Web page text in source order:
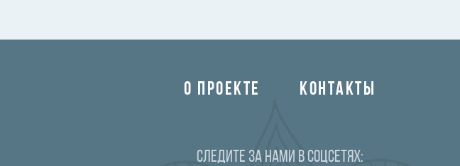
О ПРОЕКТЕ КОНТАКТЫ
Следите за нами в соцсетях: